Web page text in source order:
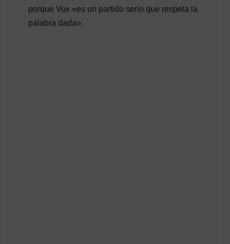
porque Vox «es un partido serio que respeta la
palabra dada».